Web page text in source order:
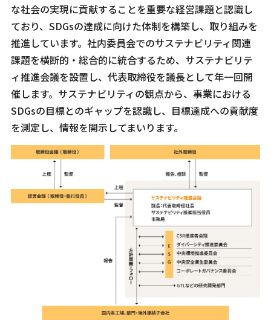
な社会の実現に貢献することを重要な経営課題と認識し
ており、SDGsの達成に向けた体制を構築し、取り組みを
推進しています。社内委員会でのサステナビリティ関連
課題を横断的・総合的に統合するため、サステナビリテ
ィ推進会議を設置し、代表取締役を議長として年一回開
催します。サステナビリティの観点から、事業における
SDGsの目標とのギャップを認識し、目標達成への貢献度
を測定し、情報を開示してまいります。